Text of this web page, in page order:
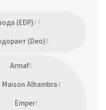
(EDP)17
(Deo)5
Armaf5
Maison Alhambra2
Emper1